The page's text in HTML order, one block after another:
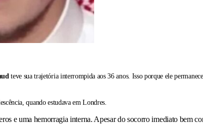
teve sua trajetória interrompida aos 36 anos. Isso porque ele
quando estudava em Londres.
e uma hemorragia interna. Apesar do socorro imediato bem